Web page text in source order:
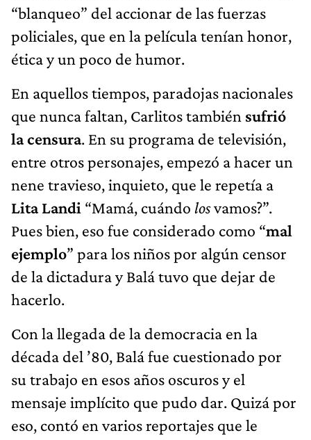
“blanqueo” del accionar de las fuerzas
policiales, que en la película tenían honor,
ética y un poco de humor.
En aquellos tiempos, paradojas nacionales
que nunca faltan, Carlitos también sufrió
la censura. En su programa de televisión,
entre otros personajes, empezó a hacer un
nene travieso, inquieto, que le repetía a
Lita Landi “Mamá, cuándo losvamos?”.
Pues bien, eso fue considerado como “mal
ejemplo” para los niños por algún censor
de la dictadura y Balá tuvo que dejar de
hacerlo.
Con la llegada de la democracia en la
década del ’80, Balá fue cuestionado por
su trabajo en esos años oscuros y el
mensaje implícito que pudo dar. Quizá por
eso, contó en varios reportajes que le